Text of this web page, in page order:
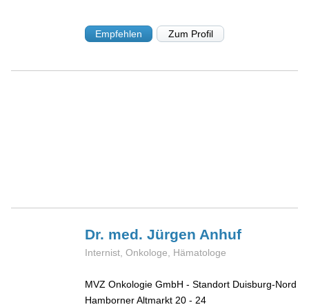
Empfehlen Zum Profil
Dr. med. Jürgen Anhuf
Internist, Onkologe, Hämatologe
MVZ Onkologie GmbH - Standort Duisburg-Nord
Hamborner Altmarkt 20 - 24